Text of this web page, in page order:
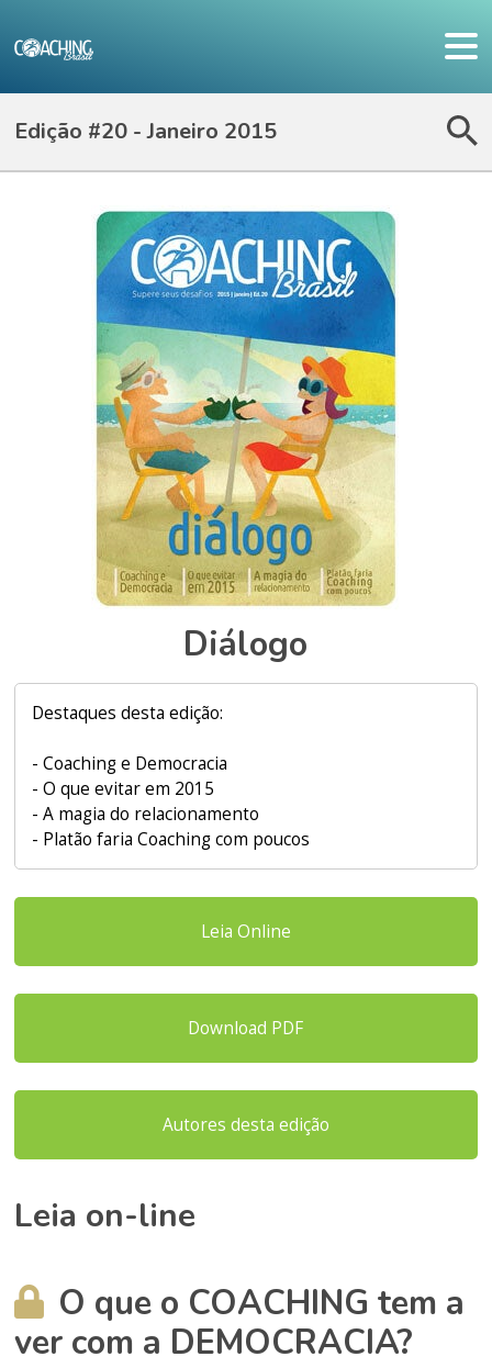
Edição #20 - Janeiro 2015
Diálogo
Destaques desta edição:
- Coaching e Democracia
- O que evitar em 2015
- A magia do relacionamento
- Platão faria Coaching com poucos
Leia Online
Download PDF
Autores desta edição
Leia on-line
O que o COACHING tem a
ver com a DEMOCRACIA?